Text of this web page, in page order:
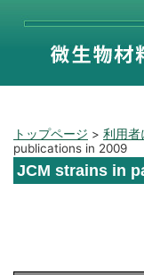
トップページ > 利用者
publications in 2009
JCM strains in